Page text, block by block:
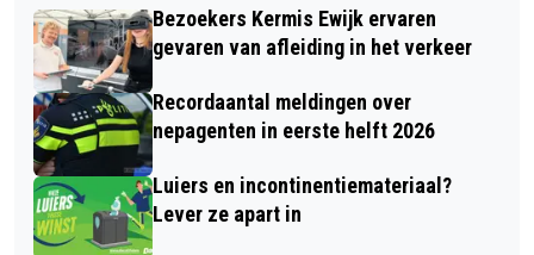
Bezoekers Kermis Ewijk ervaren
gevaren van afleiding in het verkeer
Recordaantal meldingen over
nepagenten in eerste helft 2026
Luiers en incontinentiemateriaal?
Lever ze apart in